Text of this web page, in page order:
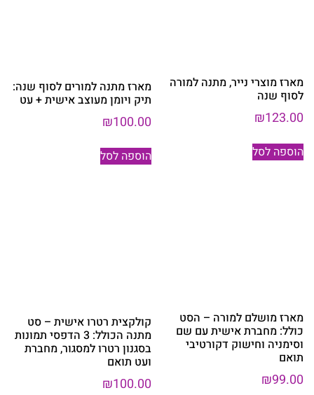
מארז מוצרי נייר, מתנה למורה
לסוף שנה
₪123.00
הוספה לסל
מארז מתנה למורים לסוף שנה:
תיק ויומן מעוצב אישית + עט
₪100.00
הוספה לסל
מארז מושלם למורה – הסט
כולל: מחברת אישית עם שם
וסימניה וחישוק דקורטיבי
תואם
₪99.00
קולקצית רטרו אישית – סט
מתנה הכולל: 3 הדפסי תמונות
בסגנון רטרו למסגור, מחברת
ועט תואם
₪100.00